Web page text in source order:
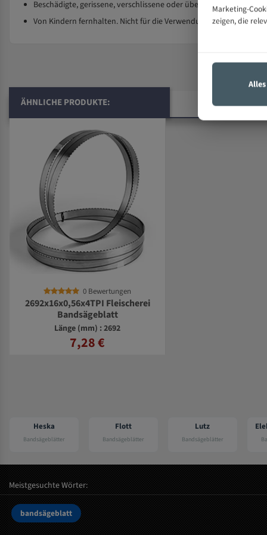
Beschädigte, gerissene, verschlissene oder überhitzte
Von Kindern fernhalten. Nicht für die Verwendung durch Kinder
ÄHNLICHE PRODUKTE:
0 Bewertungen
2692x16x0,56x4TPI Fleischerei
Bandsägeblatt
Länge (mm) : 2692
7,28 €
Flott
Bandsägeblätter
Lutz
Bandsägeblätter
Elektra beckum
Bandsägeblätter
Meistgesuchte Wörter:
bandsägeblatt
Marketing-
zeigen, die